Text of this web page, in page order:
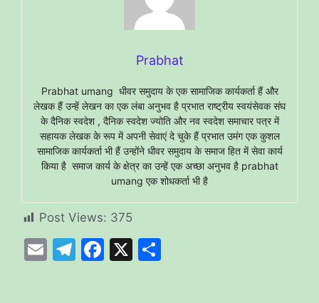
Prabhat
Prabhat umang धीवर समुदाय के एक सामाजिक कार्यकर्ता हैं और
लेखक हैं उन्हें लेखन का एक लंबा अनुभव है प्रभात राष्ट्रीय स्वयंसेवक संघ
के दैनिक स्वदेश , दैनिक स्वदेश ज्योति और नव स्वदेश समाचार पत्र में
सहायक लेखक के रूप में अपनी सेवाएं दे चुके हैं प्रभात उमंग एक कुशल
सामाजिक कार्यकर्ता भी हैं उन्होंने धीवर समुदाय के समाज हित में सेवा कार्य
किया है समाज कार्य के क्षेत्र का उन्हें एक अच्छा अनुभव है prabhat
umang एक शोधकर्ता भी है
Post Views: 375
E
T
F
X